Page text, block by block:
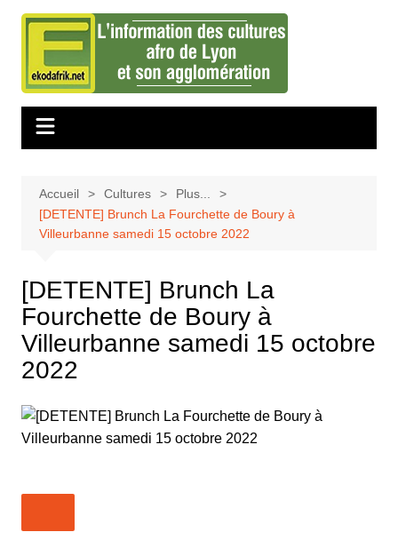
Aller
contenu
Accueil Cultures
Plus...
[DETENTE] Brunch La Fourchette de Boury à
Villeurbanne samedi 15 octobre 2022
[DETENTE] Brunch La
Fourchette de Boury à
Villeurbanne samedi 15 octobre
2022